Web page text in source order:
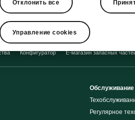
Конфигуратор E-магазин запасных
Обслуживание
Регулярное
Отклонить все
Управление cookies